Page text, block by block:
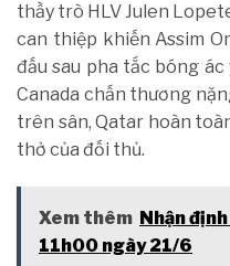
thầy trò HLV Julen
can thiệp khiến Assim
đấu sau pha tắc bóng
Canada chấn thương
trên sân, Qatar hoàn
thở của đối thủ.
Xem thêm Nhận
11h00 ngày 21/6